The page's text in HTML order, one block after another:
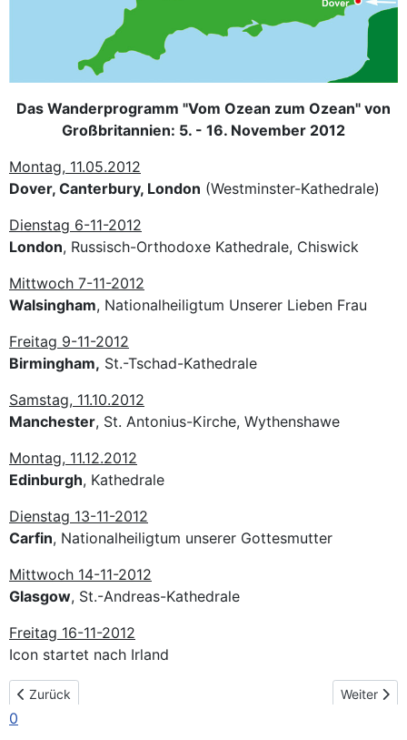
Das Wanderprogramm "Vom Ozean zum Ozean" von
Großbritannien: 5. - 16. November 2012
Montag, 11.05.2012
Dover, Canterbury, London (Westminster-Kathedrale)
Dienstag 6-11-2012
London, Russisch-Orthodoxe Kathedrale, Chiswick
Mittwoch 7-11-2012
Walsingham, Nationalheiligtum Unserer Lieben Frau
Freitag 9-11-2012
Birmingham, St.-Tschad-Kathedrale
Samstag, 11.10.2012
Manchester, St. Antonius-Kirche, Wythenshawe
Montag, 11.12.2012
Edinburgh, Kathedrale
Dienstag 13-11-2012
Carfin, Nationalheiligtum unserer Gottesmutter
Mittwoch 14-11-2012
Glasgow, St.-Andreas-Kathedrale
Freitag 16-11-2012
Icon startet nach Irland
0
Vorheriger Beitrag: Der Pilgerweg in Belgien
Zurück Nächster
Weiter